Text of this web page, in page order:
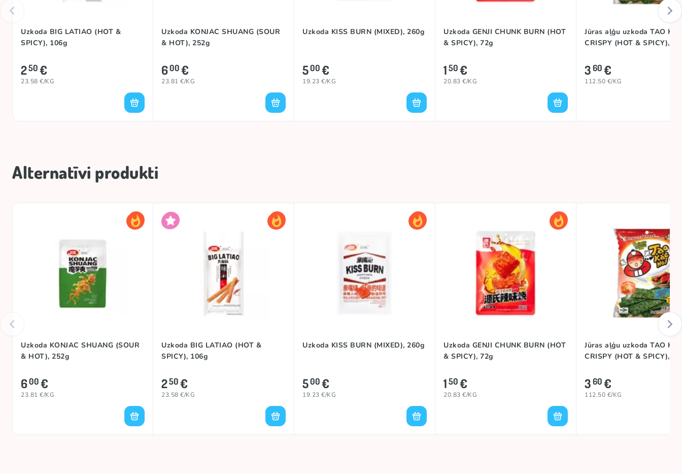
Uzkoda BIG LATIAO (HOT &
SPICY), 106g
250€
23.58 €/KG
Uzkoda KONJAC SHUANG (SOUR
& HOT), 252g
600€
23.81 €/KG
Uzkoda KISS BURN (MIXED), 260g
500€
19.23 €/KG
Uzkoda GENJI CHUNK BURN (HOT
& SPICY), 72g
150€
20.83 €/KG
Jūras aļģu uzkoda TAO
CRISPY (HOT & SPICY),
360€
112.50 €/KG
Alternatīvi produkti
Uzkoda KONJAC SHUANG (SOUR
& HOT), 252g
600€
23.81 €/KG
Uzkoda BIG LATIAO (HOT &
SPICY), 106g
250€
23.58 €/KG
Uzkoda KISS BURN (MIXED), 260g
500€
19.23 €/KG
Uzkoda GENJI CHUNK BURN (HOT
& SPICY), 72g
150€
20.83 €/KG
Jūras aļģu uzkoda TAO
CRISPY (HOT & SPICY),
360€
112.50 €/KG